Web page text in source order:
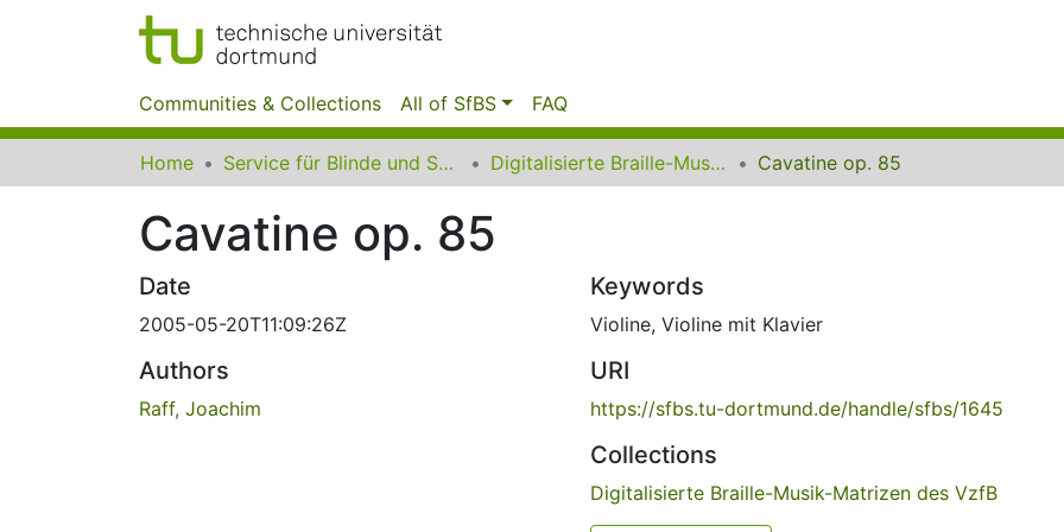
Communities & Collections All of SfBS FAQ
Home Service für Blinde und Sehbehinderte der UB Dortmund Digitalisierte Braille-Musik-Matrizen des VzfB Cavatine op. 85
Cavatine op. 85
Date
2005-05-20T11:09:26Z
Authors
Raff, Joachim
Keywords
Violine, Violine mit Klavier
URI
https://sfbs.tu-dortmund.de/handle/sfbs/1645
Collections
Digitalisierte Braille-Musik-Matrizen des VzfB